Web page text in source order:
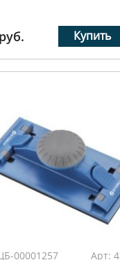
руб. Купить
00001257 Арт: